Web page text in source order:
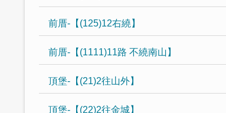
前厝-【(125)12右繞】
前厝-【(1111)11路 不繞南山】
頂堡-【(21)2往山外】
頂堡-【(22)2往金城】